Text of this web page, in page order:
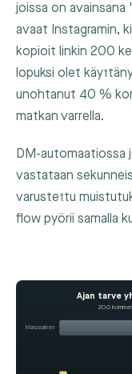
joissa on avainsana
avaat Instagramin,
kopioit linkin 200
lopuksi olet
unohtanut 40 %
matkan varrella.
DM-
vastataan
varustettu
flow pyörii samalla
Ajan tarve
200
Manuaalinen